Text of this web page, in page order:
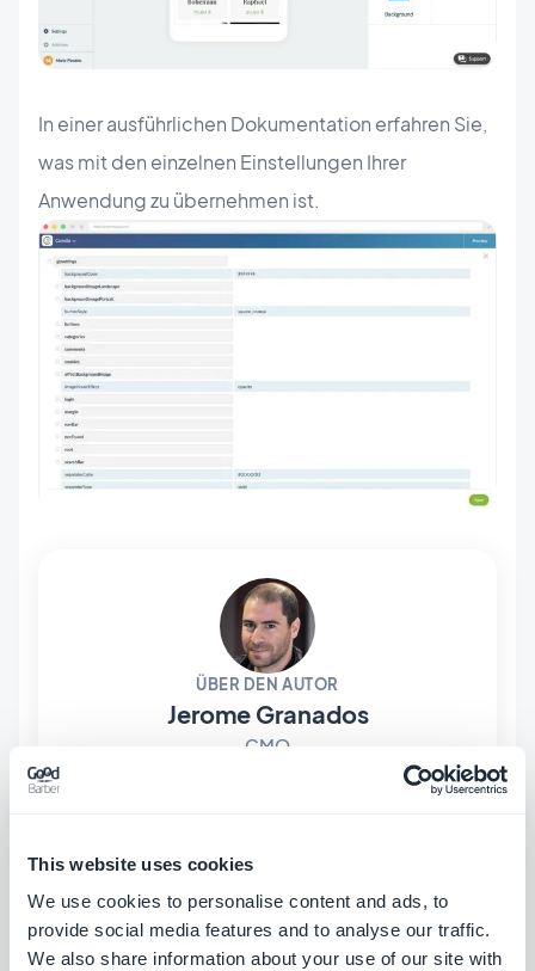
This website uses cookies
We use cookies to personalise content and ads, to
provide social media features and to analyse our traffic.
We also share information about your use of our site with
In einer ausführlichen Dokumentation erfahren Sie,
was mit den einzelnen Einstellungen Ihrer
Anwendung zu übernehmen ist.
ÜBER DEN AUTOR
Jerome Granados
CMO
Ich bin CMO und Mitgesellschafter von
GoodBarber herausholen können, Analysen zu
den Trends, die die Mobile- und No-Code-Welt
verändern, sowie einige Gedanken zu den
Auswirkungen von künstlicher Intelligenz auf